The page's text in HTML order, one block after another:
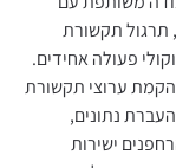
תרגול תקשורת
פעולה אחידים.
הקמת ערוצי תקשורת
נתונים,
ישירות